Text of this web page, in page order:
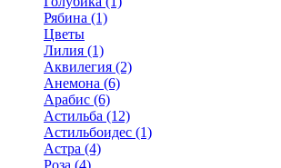
Рябина (1)
Цветы
Лилия (1)
Аквилегия (2)
Анемона (6)
Арабис (6)
Астильба (12)
Астильбоидес (1)
Астра (4)
Роза (4)